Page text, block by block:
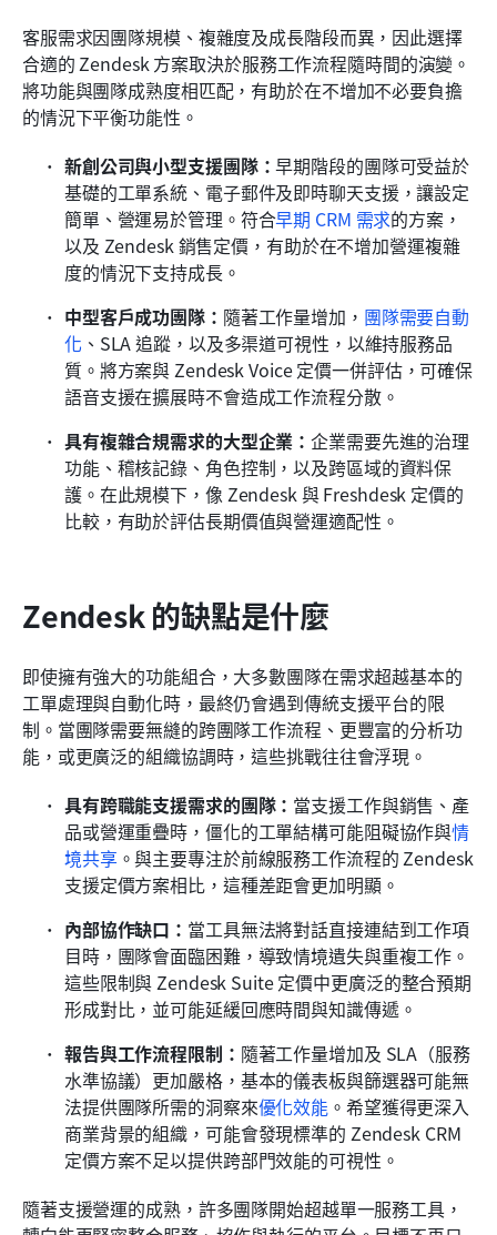
客服需求因團隊規模、複雜度及成長階段而異，因此選擇
合適的 Zendesk 方案取決於服務工作流程隨時間的演變。
將功能與團隊成熟度相匹配，有助於在不增加不必要負擔
的情況下平衡功能性。
新創公司與小型支援團隊：早期階段的團隊可受益於
基礎的工單系統、電子郵件及即時聊天支援，讓設定
簡單、營運易於管理。符合早期 CRM 需求的方案，
以及 Zendesk 銷售定價，有助於在不增加營運複雜
度的情況下支持成長。
中型客戶成功團隊： 隨著工作量增加， 團隊需要自動
化 、SLA 追蹤，以及多渠道可視性，以維持服務品
質。將方案與 Zendesk Voice 定價一併評估，可確保
語音支援在擴展時不會造成工作流程分散。
具有複雜合規需求的大型企業：企業需要先進的治理
功能、稽核記錄、角色控制，以及跨區域的資料保
護。在此規模下，像 Zendesk 與 Freshdesk 定價的
比較，有助於評估長期價值與營運適配性。
Zendesk 的缺點是什麼
即使擁有強大的功能組合，大多數團隊在需求超越基本的
工單處理與自動化時，最終仍會遇到傳統支援平台的限
制。當團隊需要無縫的跨團隊工作流程、更豐富的分析功
能，或更廣泛的組織協調時，這些挑戰往往會浮現。
具有跨職能支援需求的團隊： 當支援工作與銷售、產
品或營運重疊時，僵化的工單結構可能阻礙協作與情
境共享 。與主要專注於前線服務工作流程的 Zendesk
支援定價方案相比，這種差距會更加明顯。
內部協作缺口： 當工具無法將對話直接連結到工作項
目時，團隊會面臨困難，導致情境遺失與重複工作。
這些限制與 Zendesk Suite 定價中更廣泛的整合預期
形成對比，並可能延緩回應時間與知識傳遞。
報告與工作流程限制： 隨著工作量增加及 SLA（服務
水準協議）更加嚴格，基本的儀表板與篩選器可能無
法提供團隊所需的洞察來優化效能 。希望獲得更深入
商業背景的組織，可能會發現標準的 Zendesk CRM
定價方案不足以提供跨部門效能的可視性。
隨著支援營運的成熟，許多團隊開始超越單一服務工具，